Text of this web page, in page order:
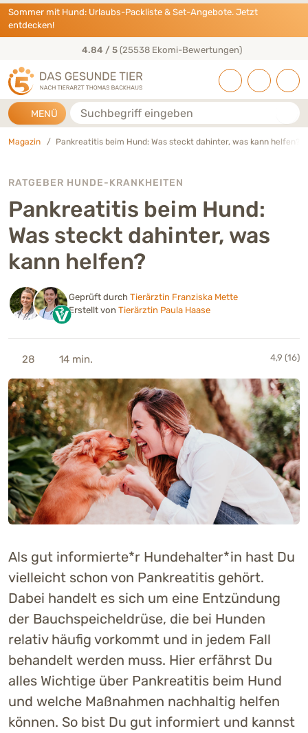
Direkt zu:
INHALT
HAUPTMENÜ
FOOTER
Sommer mit Hund: Urlaubs-Packliste & Set-Angebote. Jetzt
entdecken!
50+ Jahre Tierarzt-Erfahrung
MENÜ Suche
Magazin Pankreatitis beim Hund: Was steckt dahinter, was kann helfen?
RATGEBER HUNDE-KRANKHEITEN
Pankreatitis beim Hund:
Was steckt dahinter, was
kann helfen?
Geprüft durch Tierärztin Franziska Mette
Erstellt von Tierärztin Paula Haase
28 14 min. 4,9 (16)
Als gut informierte*r Hundehalter*in hast Du
vielleicht schon von Pankreatitis gehört.
Dabei handelt es sich um eine Entzündung
der Bauchspeicheldrüse, die bei Hunden
relativ häufig vorkommt und in jedem Fall
behandelt werden muss. Hier erfährst Du
alles Wichtige über Pankreatitis beim Hund
und welche Maßnahmen nachhaltig helfen
können. So bist Du gut informiert und kannst